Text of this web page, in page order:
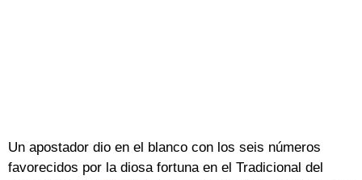
Un apostador dio en el blanco con los seis números
favorecidos por la diosa fortuna en el Tradicional del